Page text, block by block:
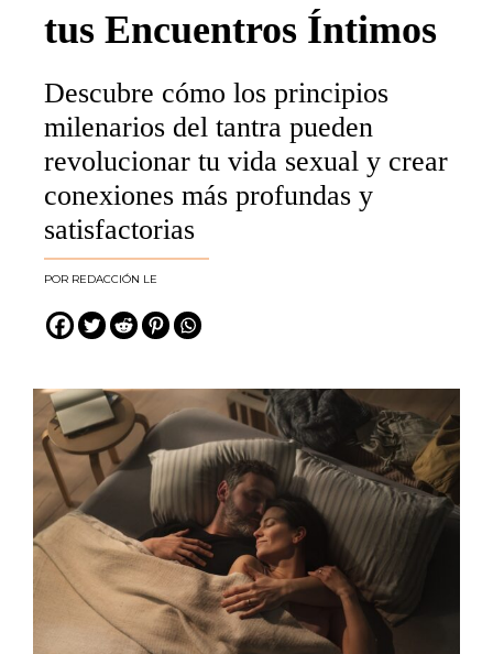
tus Encuentros Íntimos
Descubre cómo los principios
milenarios del tantra pueden
revolucionar tu vida sexual y crear
conexiones más profundas y
satisfactorias
REDACCIÓN LE